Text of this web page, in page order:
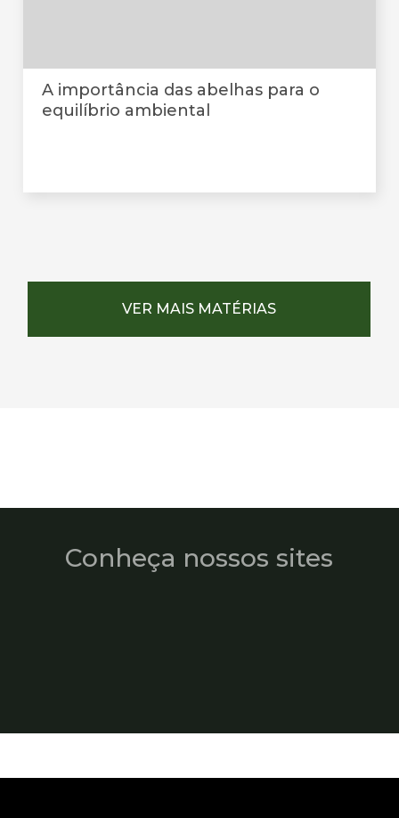
A importância das abelhas para o
equilíbrio ambiental
VER MAIS MATÉRIAS
Conheça nossos sites